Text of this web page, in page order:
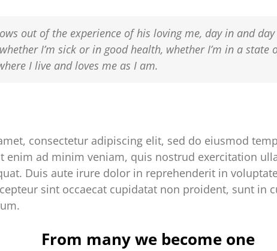
out of the experience of his loving me, day in and
I’m sick or in good health, whether I’m in a state
I live and loves me as I am.
consectetur adipiscing elit, sed do eiusmod
enim ad minim veniam, quis nostrud exercitation
Duis aute irure dolor in reprehenderit in
sint occaecat cupidatat non proident, sunt in
From many we become one